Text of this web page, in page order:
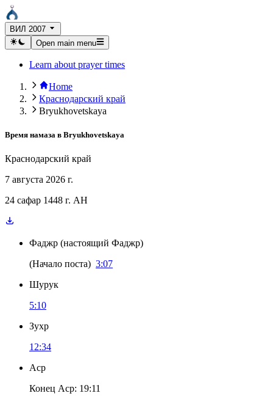
ВИЛ 2007
Open main menu
Learn about prayer times
Home
Краснодарский край
Bryukhovetskaya
Время намаза в Bryukhovetskaya
Краснодарский край
7 августа 2026 г.
24 сафар 1448 г. AH
Фаджр (настоящий Фаджр)
(Начало поста) 3:07
Шурук
5:10
Зухр
12:34
Аср
Конец Аср: 19:11